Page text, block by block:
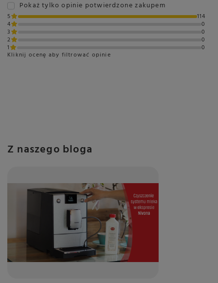
Pokaż tylko opinie potwierdzone zakupem
5
114
4
0
3
0
2
0
1
0
Kliknij ocenę aby filtrować opinie
Z naszego bloga